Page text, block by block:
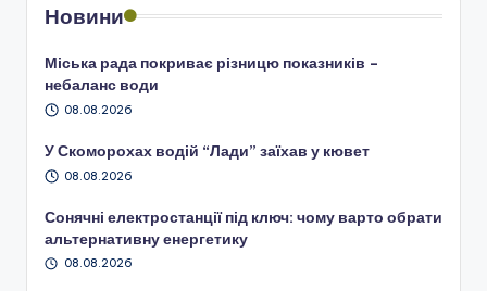
Новини
Міська рада покриває різницю показників –
небаланс води
08.08.2026
У Скоморохах водій “Лади” заїхав у кювет
08.08.2026
Сонячні електростанції під ключ: чому варто обрати
альтернативну енергетику
08.08.2026